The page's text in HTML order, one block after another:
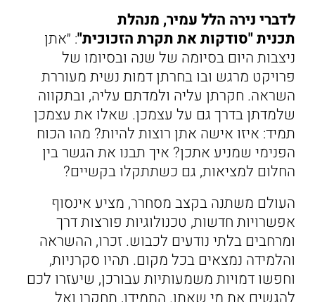
לדברי נירה הלל עמיר, מנהלת
תכנית "סודקות את תקרת הזכוכית": ״אתן
ניצבות היום בסיומה של שנה ובסיומו של
פרויקט מרגש ובו בחרתן דמות נשית מעוררת
השראה. חקרתן עליה ולמדתם עליה, ובתקווה
שלמדתן בדרך גם על עצמכן. שאלו את עצמכן
תמיד: איזו אישה אתן רוצות להיות? מהו הכוח
הפנימי שמניע אתכן? איך תבנו את הגשר בין
החלום למציאות, גם כשתתקלו בקשיים?
העולם משתנה בקצב מסחרר, מציע אינסוף
אפשרויות חדשות, טכנולוגיות פורצות דרך
ומרחבים בלתי נודעים לכבוש. זכרו, ההשראה
והלמידה נמצאים בכל מקום. תהיו סקרניות,
וחפשו דמויות משמעותיות עבורכן, שיעזרו לכם